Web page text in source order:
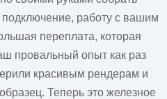
подключение, работу с вашим
переплата, которая
провальный опыт как раз
красивым рендерам и
Теперь это железное